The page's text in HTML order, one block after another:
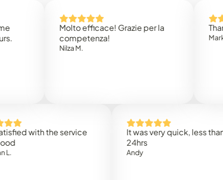
Molto efficace! Grazie per la
competenza!
Nilza M.
Thank
Mark N.
with the service
It was very quick, less than